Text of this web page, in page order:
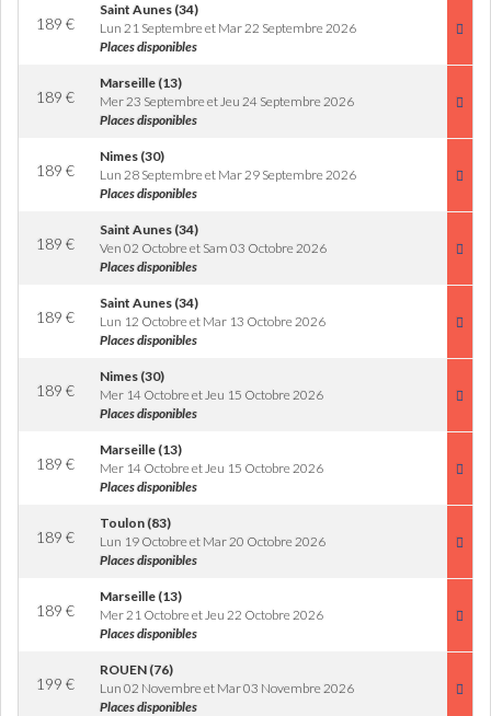
189 €
Saint Aunes (34)
Lun 21 Septembre et Mar 22 Septembre 2026
Places disponibles
189 €
Marseille (13)
Mer 23 Septembre et Jeu 24 Septembre 2026
Places disponibles
189 €
Nimes (30)
Lun 28 Septembre et Mar 29 Septembre 2026
Places disponibles
189 €
Saint Aunes (34)
Ven 02 Octobre et Sam 03 Octobre 2026
Places disponibles
189 €
Saint Aunes (34)
Lun 12 Octobre et Mar 13 Octobre 2026
Places disponibles
189 €
Nimes (30)
Mer 14 Octobre et Jeu 15 Octobre 2026
Places disponibles
189 €
Marseille (13)
Mer 14 Octobre et Jeu 15 Octobre 2026
Places disponibles
189 €
Toulon (83)
Lun 19 Octobre et Mar 20 Octobre 2026
Places disponibles
189 €
Marseille (13)
Mer 21 Octobre et Jeu 22 Octobre 2026
Places disponibles
199 €
ROUEN (76)
Lun 02 Novembre et Mar 03 Novembre 2026
Places disponibles